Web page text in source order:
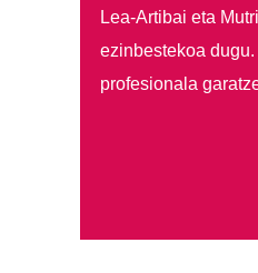
Lea-Artibai eta
ezinbestekoa dugu.
profesionala